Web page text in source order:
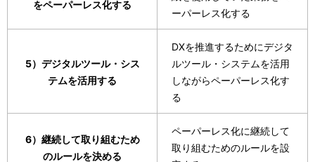
をペーパーレス化する
ーパーレス化する
5）デジタルツール・シス
テムを活用する
DXを推進するためにデジタ
ルツール・システムを活用
しながらペーパーレス化す
る
6）継続して取り組むため
のルールを決める
ペーパーレス化に継続して
取り組むためのルールを設